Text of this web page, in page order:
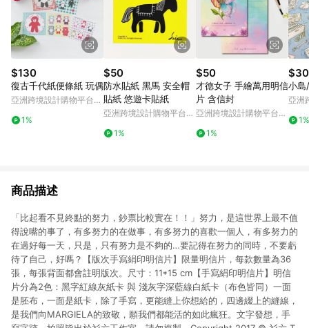
$130
復古千代紙便條紙 玩偶
亞洲跨境設計購物平台
1%
$50
防水貼紙 黑馬 安全帽
貼紙 悠遊卡貼紙
亞洲跨境設計購物平台
1%
$50
才德女子 手繪萬用明信
片 含信封
亞洲跨境設計購物平台
1%
$30
小島
亞洲
1%
商品描述
「比起看不見終點的努力，鈔票比較實在！！」努力，是這世界上最不值
得說嘴的事了，有多努力的在做事，有多努力的喜歡一個人，有多努力的
在過好每一天，只是，只有努力是不夠的…要記得在努力的同時，不要虧
待了自己，好嗎？【版次手寫絹印明信片】限量明信片，每款數量為36
張，每張背面都會註明版次。尺寸：11*15 cm【手寫絹印明信片】明信
片分為2色：黑字紅線灰紙卡 與 淺灰字深藍線白紙卡（布色皆同）一面
是胚布，一面是紙卡，除了手寫，更能縫上你想給的，四邊綴上的縫線，
是我們向MARGIELA的致敬，願我們都能活的如此瘋狂。文字發想，手